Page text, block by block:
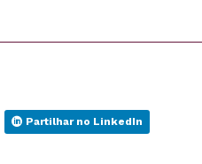
Partilhar no LinkedIn